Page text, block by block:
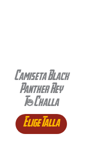
Camiseta Black
Panther Rey
T’Challa
Elige Talla